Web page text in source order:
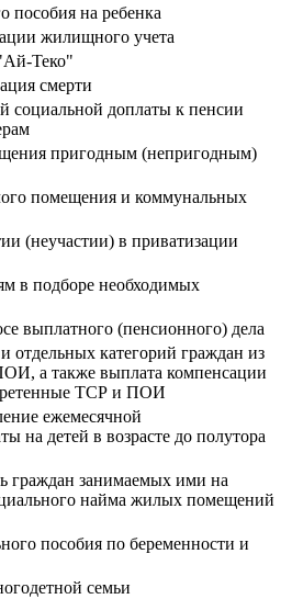
пособия на ребенка
жилищного учета
Теко"
смерти
социальной доплаты к пенсии
пригодным (непригодным)
помещения и коммунальных
(неучастии) в приватизации
в подборе необходимых
выплатного (пенсионного) дела
отдельных категорий граждан из
а также выплата компенсации
ТСР и ПОИ
ежемесячной
на детей в возрасте до полутора
граждан занимаемых ими на
найма жилых помещений
пособия по беременности и
семьи